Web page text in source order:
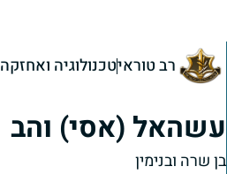
רב טוראיטכנולוגיה ואחזקה
עשהאל (אסי) והב
בן שרה ובנימין